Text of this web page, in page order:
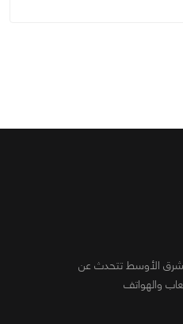
الأوسط تتحدث عن
والهواتف